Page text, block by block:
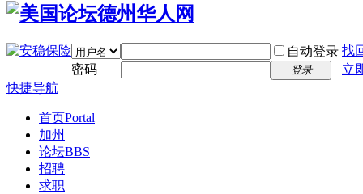
自动登录 找
密码
登录
立
快捷导航
首页Portal
加州
论坛BBS
招聘
求职